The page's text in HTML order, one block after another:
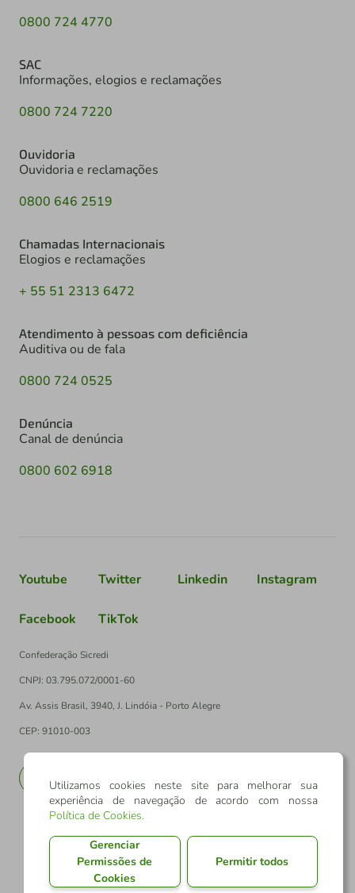
0800 724 4770
SAC
Informações, elogios e reclamações
0800 724 7220
Ouvidoria
Ouvidoria e reclamações
0800 646 2519
Chamadas Internacionais
Elogios e reclamações
+ 55 51 2313 6472
Atendimento à pessoas com deficiência
Auditiva ou de fala
0800 724 0525
Denúncia
Canal de denúncia
0800 602 6918
Youtube Twitter Linkedin Instagram
Facebook TikTok
Confederação Sicredi
CNPJ: 03.795.072/0001-60
Av. Assis Brasil, 3940, J. Lindóia - Porto Alegre
CEP: 91010-003
Utilizamos cookies neste site para melhorar sua
experiência de navegação de acordo com nossa
Política de Cookies.
Gerenciar
Permissões de
Cookies
Permitir todos